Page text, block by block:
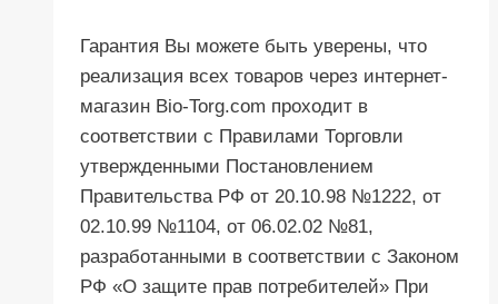
Гарантия Вы можете быть уверены, что
реализация всех товаров через интернет-
магазин Bio-Torg.com проходит в
соответствии с Правилами Торговли
утвержденными Постановлением
Правительства РФ от 20.10.98 №1222, от
02.10.99 №1104, от 06.02.02 №81,
разработанными в соответствии с Законом
РФ «О защите прав потребителей» При